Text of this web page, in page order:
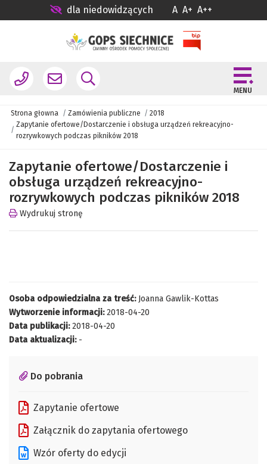
dla niedowidzących A A+ A++
MENU
Strona głowna Zamówienia publiczne
2018
Zapytanie ofertowe/Dostarczenie i obsługa urządzeń rekreacyjno-
rozrywkowych podczas pikników 2018
Zapytanie ofertowe/Dostarczenie i
obsługa urządzeń rekreacyjno-
rozrywkowych podczas pikników 2018
Wydrukuj stronę
Osoba odpowiedzialna za treść:Joanna Gawlik-Kottas
Wytworzenie informacji:2018-04-20
Data publikacji:2018-04-20
Data aktualizacji:-
Do pobrania
Zapytanie ofertowe
Załącznik do zapytania ofertowego
Wzór oferty do edycji